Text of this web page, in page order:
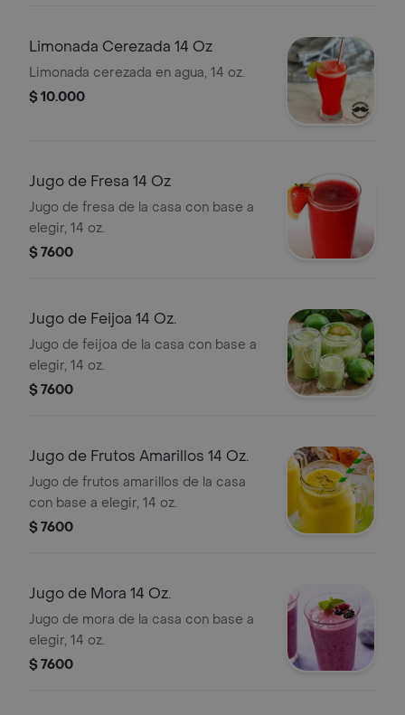
Limonada Cerezada 14 Oz
Limonada cerezada en agua, 14 oz.
$ 10.000
Jugo de Fresa 14 Oz
Jugo de fresa de la casa con base a
elegir, 14 oz.
$ 7600
Jugo de Feijoa 14 Oz.
Jugo de feijoa de la casa con base a
elegir, 14 oz.
$ 7600
Jugo de Frutos Amarillos 14 Oz.
Jugo de frutos amarillos de la casa
con base a elegir, 14 oz.
$ 7600
Jugo de Mora 14 Oz.
Jugo de mora de la casa con base a
elegir, 14 oz.
$ 7600